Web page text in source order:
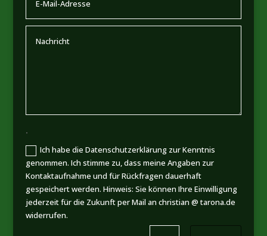
.
Ich habe die Datenschutzerklärung zur Kenntnis
genommen. Ich stimme zu, dass meine Angaben zur
Kontaktaufnahme und für Rückfragen dauerhaft
gespeichert werden. Hinweis: Sie können Ihre Einwilligung
jederzeit für die Zukunft per Mail an christian @ tarona.de
widerrufen.